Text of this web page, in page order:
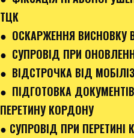
ТЦК
● ОСКАРЖЕННЯ ВИСНОВКУ
● СУПРОВІД ПРИ
● ВІДСТРОЧКА ВІД
● ПІДГОТОВКА
ПЕРЕТИНУ КОРДОНУ
● СУПРОВІД ПРИ ПЕРЕТИНІ